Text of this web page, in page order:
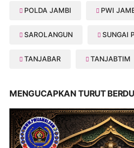
POLDA JAMBI PWI
SAROLANGUN SUNGAI
TANJABAR TANJABTIM
MENGUCAPKAN TURUT